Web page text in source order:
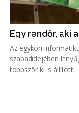
Egy rendőr, aki
Az egykori
szabadidejében
többször ki is állított.